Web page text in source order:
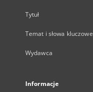
Tytuł
Temat i słowa kluczowe
Wydawca
Informacje